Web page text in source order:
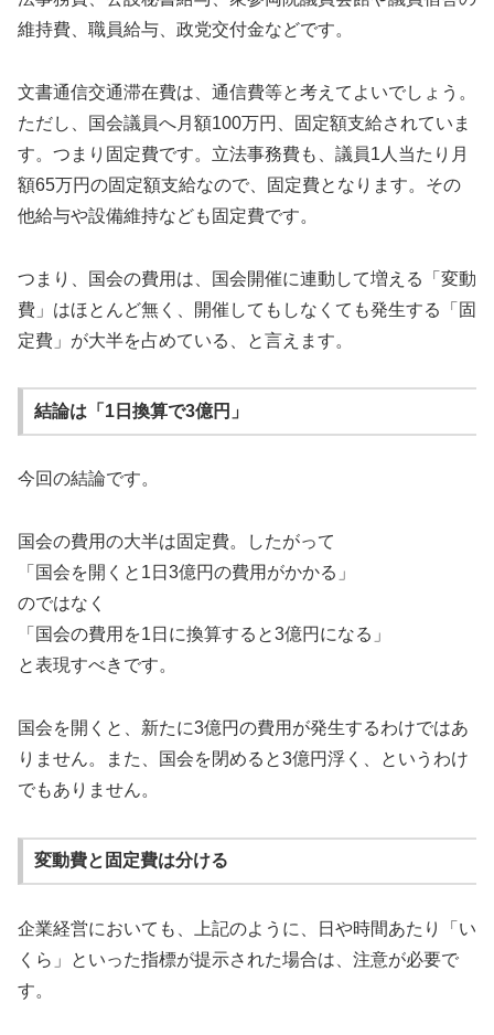
維持費、職員給与、政党交付金などです。
文書通信交通滞在費は、通信費等と考えてよいでしょう。
ただし、国会議員へ月額100万円、固定額支給されていま
す。つまり固定費です。立法事務費も、議員1人当たり月
額65万円の固定額支給なので、固定費となります。その
他給与や設備維持なども固定費です。
つまり、国会の費用は、国会開催に連動して増える「変動
費」はほとんど無く、開催してもしなくても発生する「固
定費」が大半を占めている、と言えます。
結論は「1日換算で3億円」
今回の結論です。
国会の費用の大半は固定費。したがって
「国会を開くと1日3億円の費用がかかる」
のではなく
「国会の費用を1日に換算すると3億円になる」
と表現すべきです。
国会を開くと、新たに3億円の費用が発生するわけではあ
りません。また、国会を閉めると3億円浮く、というわけ
でもありません。
変動費と固定費は分ける
企業経営においても、上記のように、日や時間あたり「い
くら」といった指標が提示された場合は、注意が必要で
す。